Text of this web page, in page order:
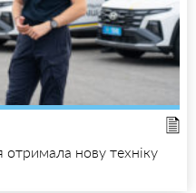
отримала нову техніку